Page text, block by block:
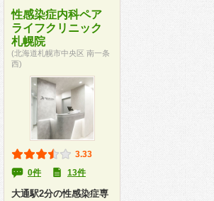
性感染症内科ペア
ライフクリニック
札幌院
(北海道札幌市中央区 南一条
西)
3.33
0件
13件
大通駅2分の性感染症専